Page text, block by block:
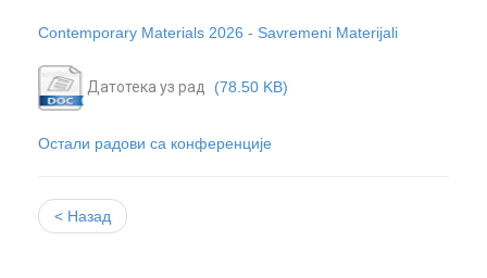
Contemporary Materials 2026 - Savremeni Materijali
Датотека уз рад (78.50 KB)
Остали радови са конференције
< Назад